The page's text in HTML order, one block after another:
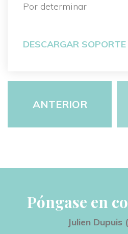
Por determinar
DESCARGAR SOPORTE
ANTERIOR
Póngase en
Julien Dupuis